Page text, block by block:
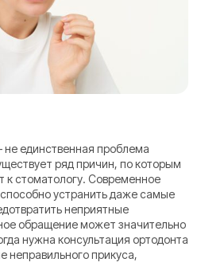
единственная проблема
ряд причин, по которым
к стоматологу. Современное
устранить даже самые
неприятные
обращение может значительно
нужна консультация ортодонта
неправильного прикуса,